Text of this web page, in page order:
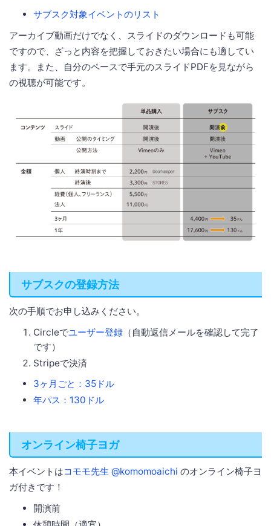
サブスク対象イベントのリスト
アーカイブ動画だけでなく、スライドのダウンロードも可能
ですので、ざっと内容を把握しておきたい場合にも適してい
ます。また、自分のペースで手元のスライドPDFを見ながら
の視聴が可能です。
サブスクの登録方法
次の手順でお申し込みください。
Circleでユーザー登録 （自動返信メールを確認して完了
です）
Stripeで決済
3ヶ月ごと：35ドル
年パス：130ドル
オンライン椅子ヨガ
本イベントはコモモ先生 @komomoaichi のオンライン椅子ヨ
ガ付きです！
開演前